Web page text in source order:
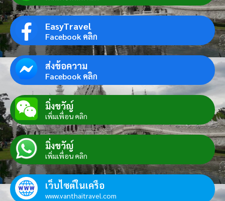
EasyTravel
Facebook คลิก
ส่งข้อความ
Facebook คลิก
มิ่งขวัญ์
เพิ่มเพื่อน คลิก
มิ่งขวัญ์
เพิ่มเพื่อน คลิก
เว็บไซต์ในเครือ
www.vanthaitravel.com